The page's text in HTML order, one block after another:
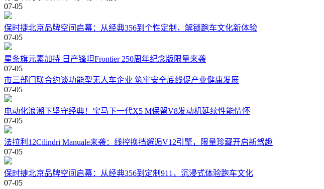
07-05
保时捷北京品牌空间启幕：从经典356到个性定制，解锁跑车文化新体验
07-05
星条旗元素加持 日产锋坦Frontier 250周年纪念版限量来袭
07-05
市三部门联合约谈功能型无人车企业 筑牢安全底线促产业健康发展
07-05
电动化浪潮下坚守经典！宝马下一代X5 M保留V8发动机延续性能情怀
07-05
法拉利12Cilindri Manuale来袭：线控换挡邂逅V12引擎，限量珍藏开启新驾趣
07-05
保时捷北京品牌空间启幕：从经典356到定制911，沉浸式体验跑车文化
07-05